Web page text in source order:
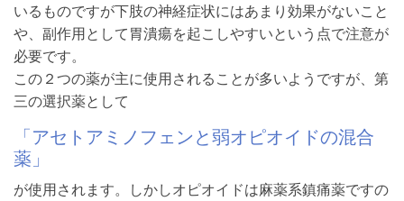
いるものですが下肢の神経症状にはあまり効果がないこと
や、副作用として胃潰瘍を起こしやすいという点で注意が
必要です。
この２つの薬が主に使用されることが多いようですが、第
三の選択薬として
「アセトアミノフェンと弱オピオイドの混合
薬」
が使用されます。しかしオピオイドは麻薬系鎮痛薬ですの